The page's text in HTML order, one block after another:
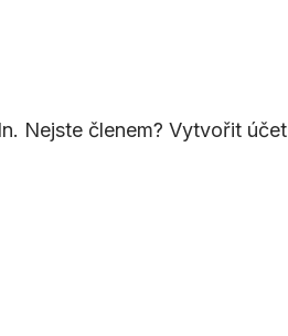
Nejste členem? Vytvořit účet